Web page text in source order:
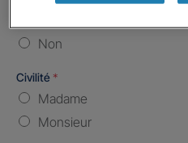
Non
Civilité *
Madame
Monsieur